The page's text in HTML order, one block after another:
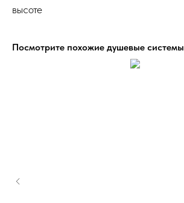
высоте
Посмотрите похожие душевые системы